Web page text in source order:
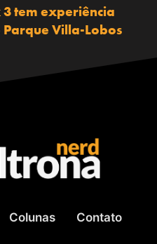
3 tem experiência
Villa-Lobos
Colunas Contato